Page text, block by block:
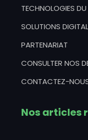
TECHNOLOGIES
SOLUTIONS
PARTENARIAT
CONSULTER NOS
CONTACTEZ-
Nos articles